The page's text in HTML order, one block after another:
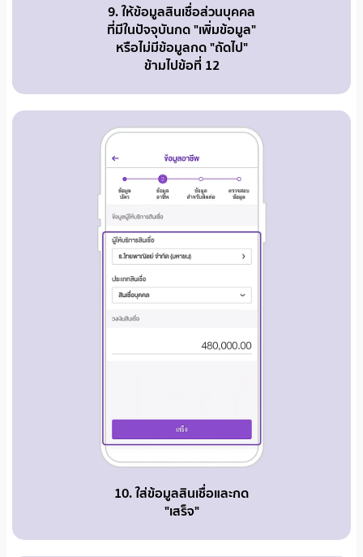
9. ให้ข้อมูลสินเชื่อส่วนบุคคล
ที่มีในปัจจุบันกด "เพิ่มข้อมูล"
หรือไม่มีข้อมูลกด "ถัดไป"
ข้ามไปข้อที่ 12
10. ใส่ข้อมูลสินเชื่อและกด
"เสร็จ"